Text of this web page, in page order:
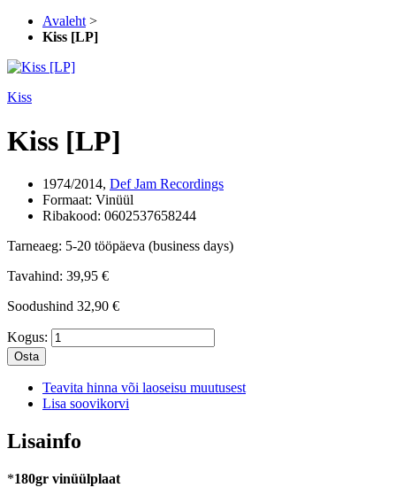
Avaleht >
Kiss [LP]
Kiss
Kiss [LP]
1974/2014, Def Jam Recordings
Formaat: Vinüül
Ribakood: 0602537658244
Tarneaeg: 5-20 tööpäeva (business days)
Tavahind: 39,95 €
Soodushind 32,90 €
Kogus:
Osta
Teavita hinna või laoseisu muutusest
Lisa soovikorvi
Lisainfo
*180gr vinüülplaat